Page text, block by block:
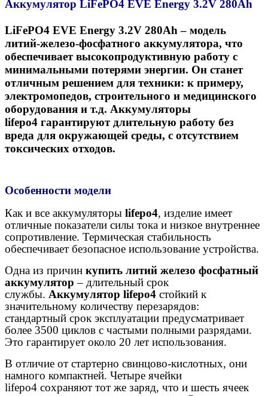
Аккумулятор LiFePO4 EVE Energy 3.2V 280Ah
LiFePO4 EVE Energy 3.2V 280Ah – модель
литий-железо-фосфатного аккумулятора, что
обеспечивает высокопродуктивную работу с
минимальными потерями энергии. Он станет
отличным решением для техники: к примеру,
электромопедов, строительного и медицинского
оборудования и т.д. Аккумуляторы
lifepo4 гарантируют длительную работу без
вреда для окружающей среды, с отсутствием
токсических отходов.
Особенности модели
Как и все аккумуляторы lifepo4, изделие имеет
отличные показатели силы тока и низкое внутреннее
сопротивление. Термическая стабильность
обеспечивает безопасное использование устройства.
Одна из причин купить литий железо фосфатный
аккумулятор – длительный срок
службы. Аккумулятор lifepo4 стойкий к
значительному количеству перезарядов:
стандартный срок эксплуатации предусматривает
более 3500 циклов с частыми полными разрядами.
Это гарантирует около 20 лет использования.
В отличие от стартерно свинцово-кислотных, они
намного компактней. Четыре ячейки
lifepo4 сохраняют тот же заряд, что и шесть ячеек